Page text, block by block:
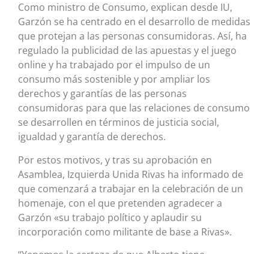
Como ministro de Consumo, explican desde IU,
Garzón se ha centrado en el desarrollo de medidas
que protejan a las personas consumidoras. Así, ha
regulado la publicidad de las apuestas y el juego
online y ha trabajado por el impulso de un
consumo más sostenible y por ampliar los
derechos y garantías de las personas
consumidoras para que las relaciones de consumo
se desarrollen en términos de justicia social,
igualdad y garantía de derechos.
Por estos motivos, y tras su aprobación en
Asamblea, Izquierda Unida Rivas ha informado de
que comenzará a trabajar en la celebración de un
homenaje, con el que pretenden agradecer a
Garzón «su trabajo político y aplaudir su
incorporación como militante de base a Rivas».